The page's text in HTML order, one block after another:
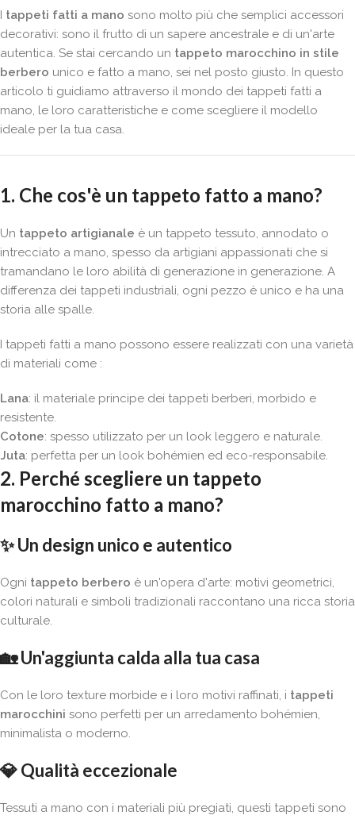
I tappeti fatti a mano sono molto più che semplici accessori
decorativi: sono il frutto di un sapere ancestrale e di un'arte
autentica. Se stai cercando un tappeto marocchino in stile
berbero unico e fatto a mano, sei nel posto giusto. In questo
articolo ti guidiamo attraverso il mondo dei tappeti fatti a
mano, le loro caratteristiche e come scegliere il modello
ideale per la tua casa.
1. Che cos'è un tappeto fatto a mano?
Un tappeto artigianale è un tappeto tessuto, annodato o
intrecciato a mano, spesso da artigiani appassionati che si
tramandano le loro abilità di generazione in generazione. A
differenza dei tappeti industriali, ogni pezzo è unico e ha una
storia alle spalle.
I tappeti fatti a mano possono essere realizzati con una varietà
di materiali come :
Lana: il materiale principe dei tappeti berberi, morbido e
resistente.
Cotone: spesso utilizzato per un look leggero e naturale.
Juta: perfetta per un look bohémien ed eco-responsabile.
2. Perché scegliere un tappeto
marocchino fatto a mano?
✨Un design unico e autentico
Ogni tappeto berbero è un'opera d'arte: motivi geometrici,
colori naturali e simboli tradizionali raccontano una ricca storia
culturale.
🏡Un'aggiunta calda alla tua casa
Con le loro texture morbide e i loro motivi raffinati, i tappeti
marocchini sono perfetti per un arredamento bohémien,
minimalista o moderno.
💎Qualità eccezionale
Tessuti a mano con i materiali più pregiati, questi tappeti sono